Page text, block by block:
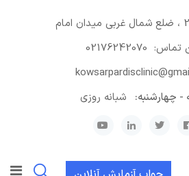
تماس: 02176242070
- چهارشنبه:
شبانه روزی